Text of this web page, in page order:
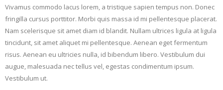
Vivamus commodo lacus lorem, a tristique sapien tempus non. Donec
fringilla cursus porttitor. Morbi quis massa id mi pellentesque placerat.
Nam scelerisque sit amet diam id blandit. Nullam ultrices ligula at ligula
tincidunt, sit amet aliquet mi pellentesque. Aenean eget fermentum
risus. Aenean eu ultricies nulla, id bibendum libero. Vestibulum dui
augue, malesuada nec tellus vel, egestas condimentum ipsum.
Vestibulum ut.